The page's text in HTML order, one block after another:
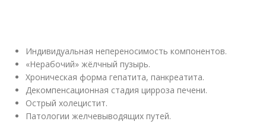
Индивидуальная непереносимость компонентов.
«Нерабочий» жёлчный пузырь.
Хроническая форма гепатита, панкреатита.
Декомпенсационная стадия цирроза печени.
Острый холецистит.
Патологии желчевыводящих путей.